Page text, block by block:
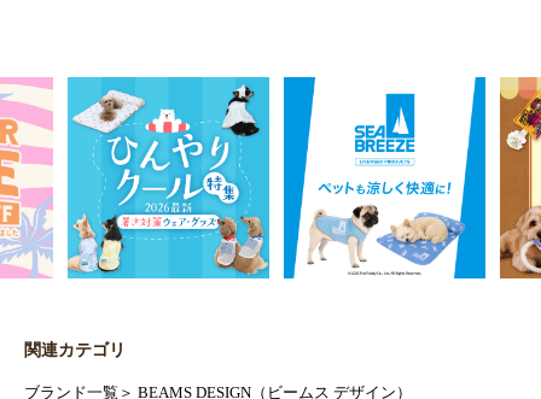
関連カテゴリ
ブランド一覧 ＞ BEAMS DESIGN（ビームス デザイン）